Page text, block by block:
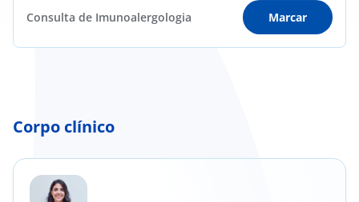
Consulta de Imunoalergologia Marcar
Corpo clínico